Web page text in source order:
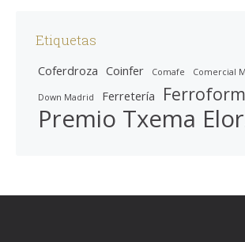
Etiquetas
Coferdroza Coinfer Comafe Comercial
Down Madrid Ferretería
Premio Txema